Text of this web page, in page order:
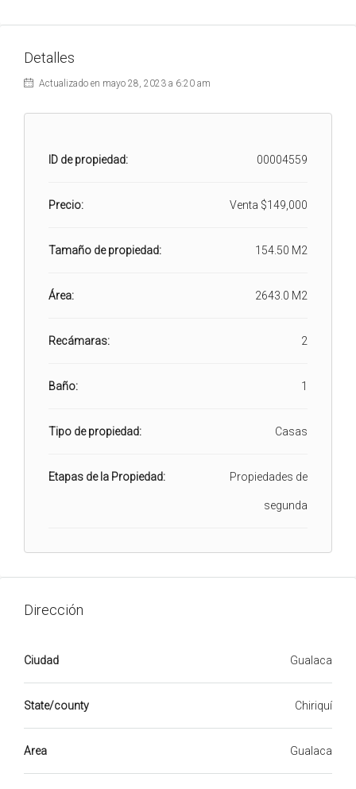
Detalles
Actualizado en mayo 28, 2023 a 6:20 am
ID de propiedad: 00004559
Precio: Venta $149,000
Tamaño de propiedad: 154.50 M2
Área: 2643.0 M2
Recámaras: 2
Baño: 1
Tipo de propiedad: Casas
Etapas de la Propiedad: Propiedades de
segunda
Dirección
Ciudad Gualaca
State/county Chiriquí
Area Gualaca